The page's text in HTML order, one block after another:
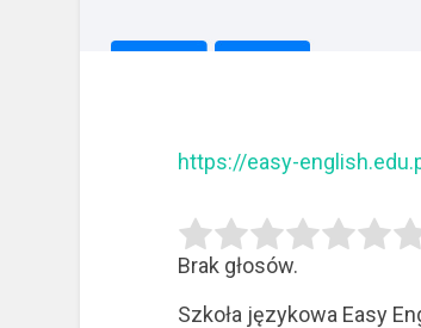
https://easy-
Brak głosów.
Szkoła językowa Easy